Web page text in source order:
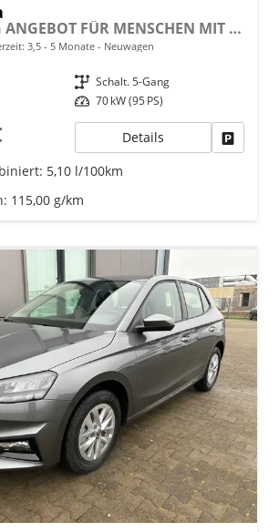
Top Selection ANGEBOT FÜR MENSCHEN MIT BEHINDERUNG AB 50%! 1.0 TSI 95PS, 15" Alu, Climatronic, SunSet, Multifunktions-Lederlenkrad beheizt, Infotainment 8", Smart Link, LED-Scheinwerfer, Nebelscheinwerfer, Parksensoren hinten, Sitzheizung, Tempomat, Fußmatten
3,5 - 5 Monate Neuwagen
Getriebe Schalt. 5-Gang
Leistung 70 kW (95 PS)
Details
5,10 l/100km
115,00 g/km